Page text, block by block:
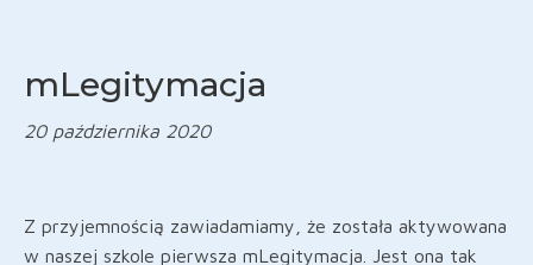
mLegitymacja
20 października 2020
Z przyjemnością zawiadamiamy, że została aktywowana
w naszej szkole pierwsza mLegitymacja. Jest ona tak